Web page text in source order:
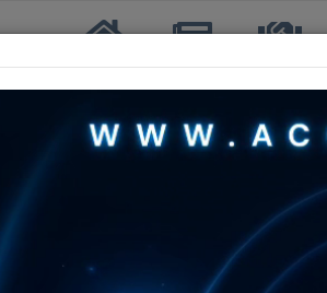
Inicio Noticias TTQ
Categoría